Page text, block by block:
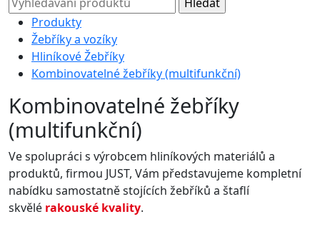
Produkty
Žebříky a vozíky
Hliníkové Žebříky
Kombinovatelné žebříky (multifunkční)
Kombinovatelné žebříky
(multifunkční)
Ve spolupráci s výrobcem hliníkových materiálů a
produktů, firmou JUST, Vám představujeme kompletní
nabídku samostatně stojících žebříků a štaflí
skvělé rakouské kvality.